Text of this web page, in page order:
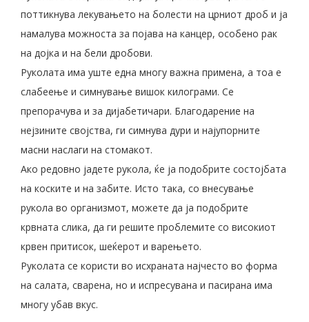
поттикнува лекувањето на болести на црниот дроб и ја
намалува можноста за појава на канцер, особено рак
на дојка и на бели дробови.
Руколата има уште една многу важна примена, а тоа е
слабеење и симнување вишок килограми. Се
препорачува и за дијабетичари. Благодарение на
нејзините својства, ги симнува дури и најупорните
масни наслаги на стомакот.
Ако редовно јадете рукола, ќе ја подобрите состојбата
на коските и на забите. Исто така, со внесување
рукола во организмот, можете да ја подобрите
крвната слика, да ги решите проблемите со високиот
крвен притисок, шеќерот и варењето.
Руколата се користи во исхраната најчесто во форма
на салата, сварена, но и испресувана и пасирана има
многу убав вкус.